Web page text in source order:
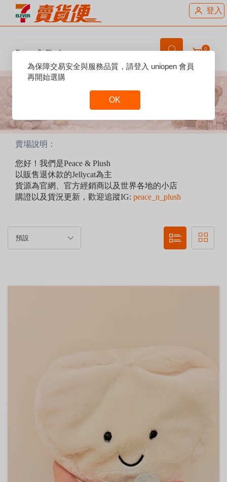
登入
Peace ＆ Plush 0
賣場說明：
您好！我們是Peace & Plush
以販售退休款的Jellycat為主
貨源為官網、官方經銷商以及世界各地的小店
購證以及貨況更新，歡迎追蹤IG: peace_n_plush
Reset
Focus
為保障交易安全與服務品質，請登入 uniopen 會員
再開始選購
OK
Focus